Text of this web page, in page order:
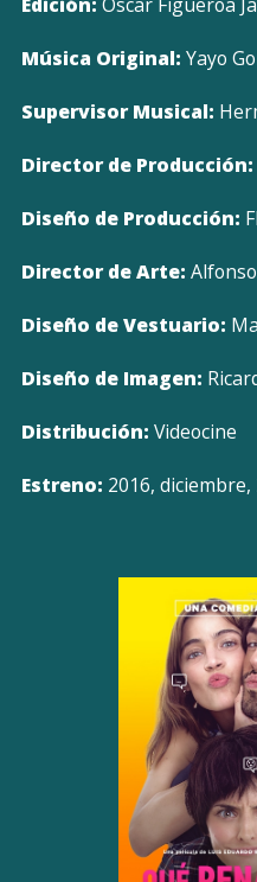
Música Original: Yayo
Supervisor Musical:
Director de Producción:
Diseño de Producción:
Director de Arte:
Diseño de Vestuario:
Diseño de Imagen:
Distribución: Videocine
Estreno: 2016, diciembre,